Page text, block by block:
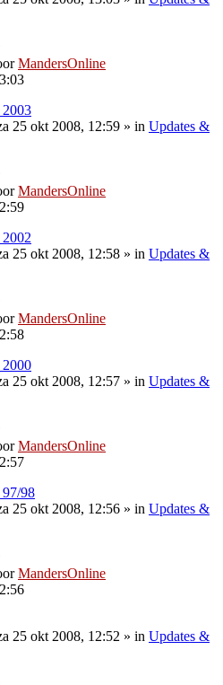
MandersOnline
25 okt 2008, 12:59 » in Updates &
MandersOnline
25 okt 2008, 12:58 » in Updates &
MandersOnline
25 okt 2008, 12:57 » in Updates &
MandersOnline
98
25 okt 2008, 12:56 » in Updates &
MandersOnline
25 okt 2008, 12:52 » in Updates &